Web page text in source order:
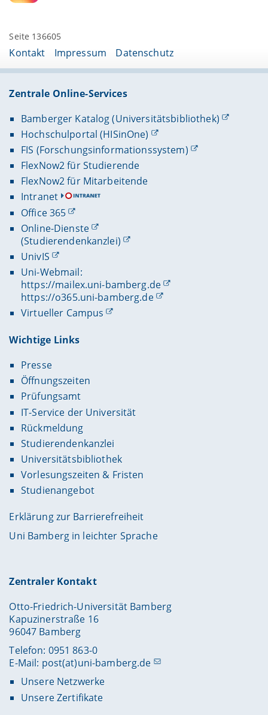
Seite 136605
Kontakt Impressum Datenschutz
Zentrale Online-Services
Bamberger Katalog (Universitätsbibliothek)
Hochschulportal (HISinOne)
FIS (Forschungsinformationssystem)
FlexNow2 für Studierende
FlexNow2 für Mitarbeitende
Intranet
Office 365
Online-Dienste
(Studierendenkanzlei)
UnivIS
Uni-Webmail:
https://mailex.uni-bamberg.de
https://o365.uni-bamberg.de
Virtueller Campus
Wichtige Links
Presse
Öffnungszeiten
Prüfungsamt
IT-Service der Universität
Rückmeldung
Studierendenkanzlei
Universitätsbibliothek
Vorlesungszeiten & Fristen
Studienangebot
Erklärung zur Barrierefreiheit
Uni Bamberg in leichter Sprache
Zentraler Kontakt
Otto-Friedrich-Universität Bamberg
Kapuzinerstraße 16
96047 Bamberg
Telefon: 0951 863-0
E-Mail: post(at)uni-bamberg.de
Unsere Netzwerke
Unsere Zertifikate